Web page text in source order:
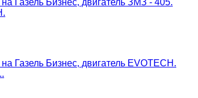
Газель Бизнес, двигатель EVOTECH.